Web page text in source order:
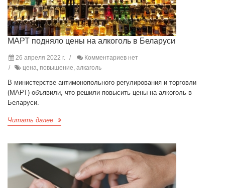
МАРТ подняло цены на алкоголь в Беларуси
26 апреля 2022 г.
Комментариев нет
цена, повышение, алкаголь
В министерстве антимонопольного регулирования и торговли
(МАРТ) объявили, что решили повысить цены на алкоголь в
Беларуси.
Читать далее